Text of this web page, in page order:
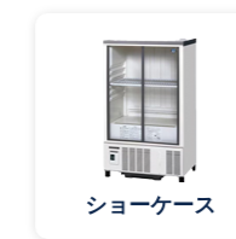
ショーケース